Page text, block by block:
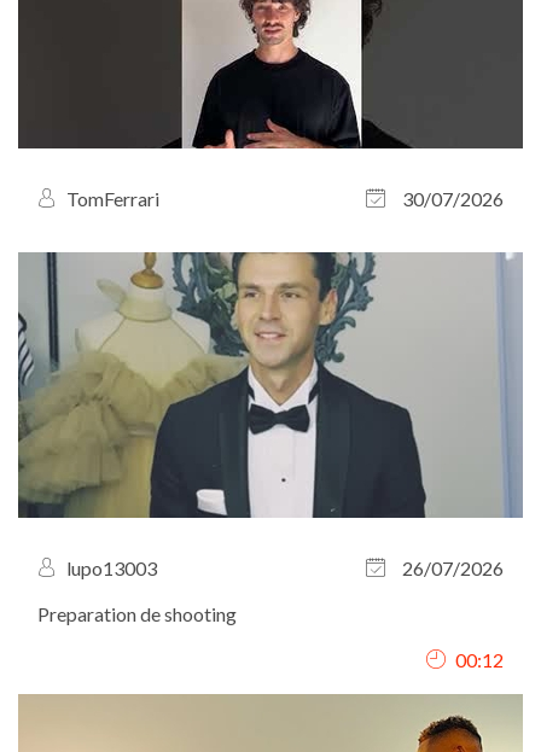
TomFerrari 30/07/2026
lupo13003
26/07/2026
Preparation de shooting
00:12